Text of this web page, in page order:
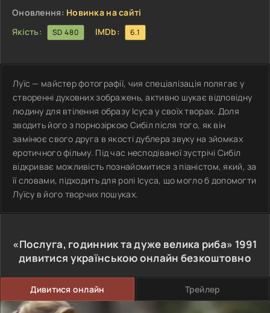
Оновлення: Новинка на сайті
Якість:
SD 480 IMDb: 6.1
Луїс — майстер фотографії, чия спеціалізація полягає у
створенні духовних зображень, активно шукає відповідну
людину для втілення образу Ісуса у своїх творах. Доля
зводить його з порнозіркою Сибіл після того, як він
замінює свого друга в якості дублера звуку на зйомках
еротичного фільму. Під час несподіваної зустрічі Сибіл
відкриває можливість познайомитися з піаністом, який, за
її словами, підходить для ролі Ісуса, що могло б допомогти
Луїсу в його творчих пошуках.
«Послуга, годинник та дуже велика риба» 1991
дивитися українською онлайн безкоштовно
Дивитися онлайн Трейлер